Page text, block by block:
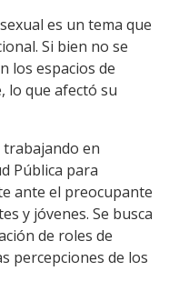
es un tema que
Si bien no se
los espacios de
lo que afectó su
en
Pública para
ante el preocupante
y jóvenes. Se busca
de roles de
percepciones de los